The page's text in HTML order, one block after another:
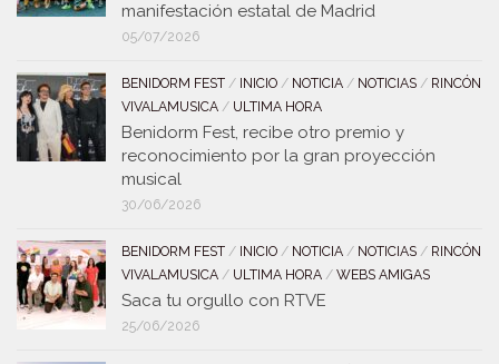
manifestación estatal de Madrid
05/07/2026
BENIDORM FEST / INICIO / NOTICIA / NOTICIAS / RINCÓN
VIVALAMUSICA / ULTIMA HORA
Benidorm Fest, recibe otro premio y
reconocimiento por la gran proyección
musical
30/06/2026
BENIDORM FEST / INICIO / NOTICIA / NOTICIAS / RINCÓN
VIVALAMUSICA / ULTIMA HORA / WEBS AMIGAS
Saca tu orgullo con RTVE
25/06/2026